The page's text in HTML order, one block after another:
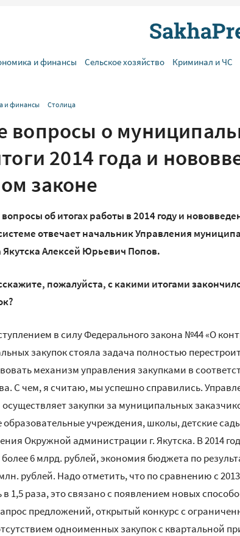
и финансы Сельское хозяйство Криминал и ЧС
и финансы Столица
вопросы о
2014 года и
законе
вопросы об итогах работы в 2014 году и
отвечает начальник Управления
Алексей Юрьевич Попов.
пожалуйста, с какими итогами
в силу Федерального закона №44 «О
закупок стояла задача полностью
механизм управления закупками в
С чем, я считаю, мы успешно справились.
закупки за муниципальных
образовательные учреждения, школы, детские
Окружной администрации г. Якутска. В 2014
6 млрд. рублей, экономия бюджета по
рублей. Надо отметить, что по сравнению с
в 1,5 раза, это связано с появлением новых
предложений, открытый конкурс с
одноименных закупок с квартальной